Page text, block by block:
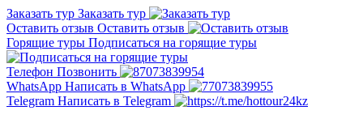
Заказать тур Заказать тур
Оставить отзыв Оставить отзыв
Горящие туры Подписаться на горящие туры
Телефон Позвонить
WhatsApp Написать в WhatsApp
Telegram Написать в Telegram